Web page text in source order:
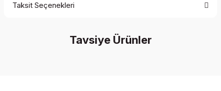
Write a Comment
Taksit Seçenekleri
Tavsiye Ürünler